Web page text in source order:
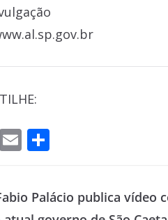
M
to
E
l
ar
e
Palácio publica vídeo